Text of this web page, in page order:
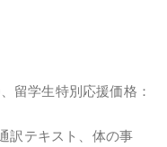
留学生特別応援価格：
訳テキスト、体の事